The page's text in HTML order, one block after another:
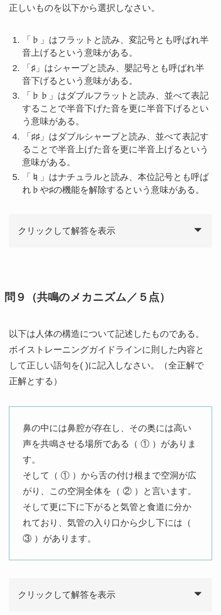
正しいものを以下から選択しなさい。
「♭」はフラットと読み、変記号とも呼ばれ半
音上げるという意味がある。
「♯」はシャープと読み、嬰記号とも呼ばれ半
音下げるという意味がある。
「♭♭」はダブルフラットと読み、並べて表記
することで半音下げた音を更に半音下げるとい
う意味がある。
「♯♯」はダブルシャープと読み、並べて表記す
ることで半音上げた音を更に半音上げるという
意味がある。
「♮」はナチュラルと読み、本位記号とも呼ば
れ♭や♯の機能を解除するという意味がある。
クリックして解答を表示
問９（共鳴のメカニズム／５点）
以下は人体の構造について記述したものである。
ボイストレーニングガイドラインに則した内容と
して正しい語句を( )に記入しなさい。（全正解で
正解とする）
鼻の中には鼻腔が存在し、その奥には高い
声を共鳴させる場所である（ ① ）がありま
す。
そして（ ① ）から舌の付け根まで空洞が広
がり、この空洞全体を（ ② ）と言います。
そして更に下に下がると気管と食道に分か
れており、気管の入り口から少し下には（
③ ）があります。
クリックして解答を表示